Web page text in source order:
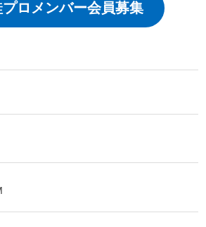
プロメンバー会員募集